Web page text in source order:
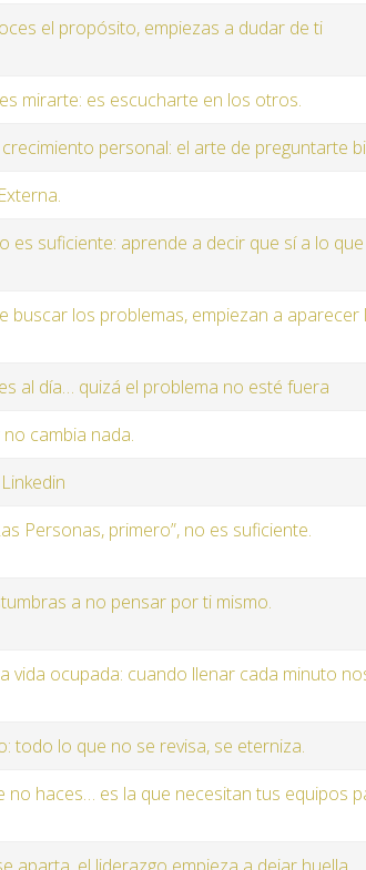
el propósito, empiezas a dudar de ti
mirarte: es escucharte en los otros.
personal: el arte de preguntarte
es suficiente: aprende a decir que sí a lo
buscar los problemas, empiezan a aparecer
al día… quizá el problema no esté fuera
cambia nada.
Personas, primero”, no es suficiente.
a no pensar por ti mismo.
vida ocupada: cuando llenar cada minuto
todo lo que no se revisa, se eterniza.
no haces… es la que necesitan tus equipos